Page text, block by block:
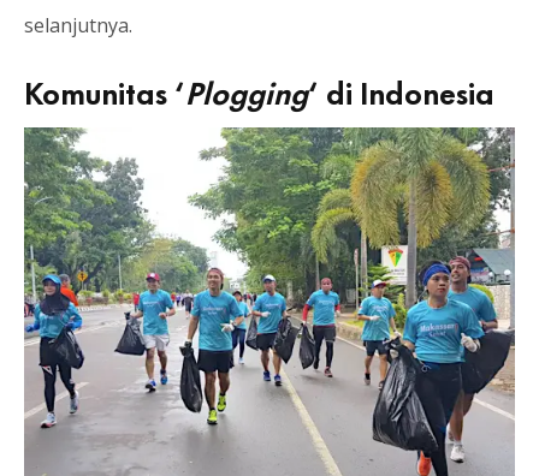
selanjutnya.
Komunitas ‘Plogging‘ di Indonesia